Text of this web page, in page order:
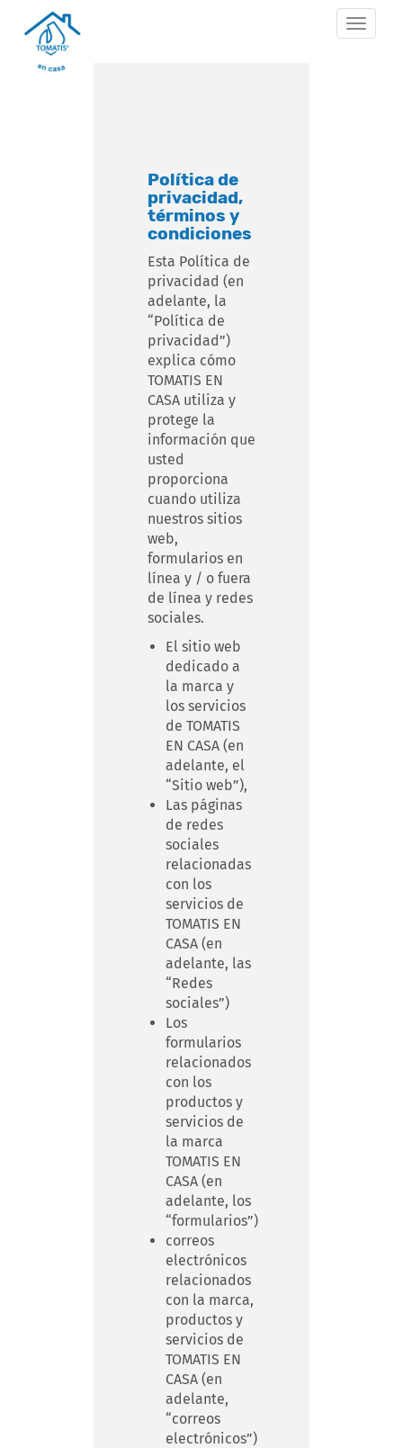
Toggle
Política de
privacidad,
términos y
condiciones
Esta Política de
privacidad (en
adelante, la
“Política de
privacidad”)
explica cómo
TOMATIS EN
CASA utiliza y
protege la
información que
usted
proporciona
cuando utiliza
nuestros sitios
web,
formularios en
línea y / o fuera
de línea y redes
sociales.
El sitio web
dedicado a
la marca y
los servicios
de TOMATIS
EN CASA (en
adelante, el
“Sitio web”),
Las páginas
de redes
sociales
relacionadas
con los
servicios de
TOMATIS EN
CASA (en
adelante, las
“Redes
sociales”)
Los
formularios
relacionados
con los
productos y
servicios de
la marca
TOMATIS EN
CASA (en
adelante, los
“formularios”)
correos
electrónicos
relacionados
con la marca,
productos y
servicios de
TOMATIS EN
CASA (en
adelante,
“correos
electrónicos”)